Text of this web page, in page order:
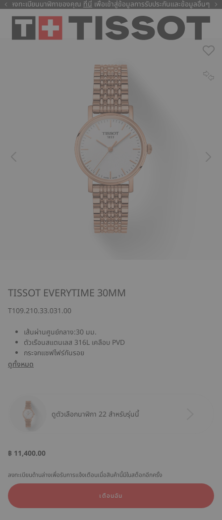
ลงทะเบียนนาฬิกาของคุณ ที่นี่ เพื่อเข้าสู่ข้อมูลการรับประกันและข้อมูลอื่นๆ
ที่นี่
TISSOT EVERYTIME 30MM
T109.210.33.031.00
เส้นผ่านศูนย์กลาง:30 มม.
ตัวเรือนสแตนเลส 316L เคลือบ PVD
กระจกแซฟไฟร์กันรอย
ดูทั้งหมด
ดูตัวเลือกนาฬิกา 22 สำหรับรุ่นนี้
฿ 11,400.00
ลงทะเบียนด้านล่างเพื่อรับการแจ้งเตือนเมื่อสินค้านี้มีในสต็อกอีกครั้ง
เตือนฉัน